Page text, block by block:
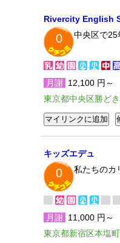
Rivercity English
0 中央区で25
月謝 12,100 円～
東京都中央区勝ど
キッズエデュ
0 私たちのカ
月謝 11,000 円～
東京都新宿区本塩